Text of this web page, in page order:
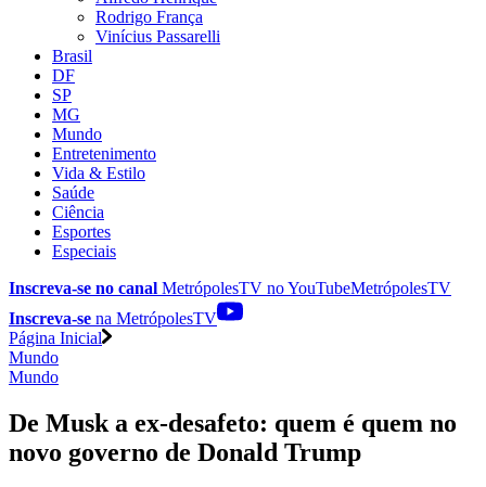
Rodrigo França
Vinícius Passarelli
Brasil
DF
SP
MG
Mundo
Entretenimento
Vida & Estilo
Saúde
Ciência
Esportes
Especiais
Inscreva-se no canal MetrópolesTV noYouTubeMetrópolesTV
Inscreva-se na MetrópolesTV
Página Inicial
Mundo
Mundo
De Musk a ex-desafeto: quem é quem no
novo governo de Donald Trump